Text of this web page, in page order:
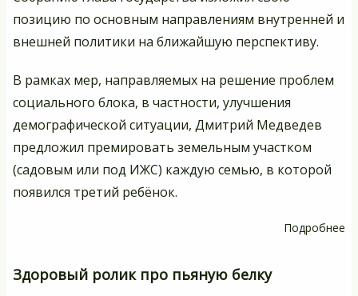
позицию по основным направлениям внутренней и
внешней политики на ближайшую перспективу.
В рамках мер, направляемых на решение проблем
социального блока, в частности, улучшения
демографической ситуации, Дмитрий Медведев
предложил премировать земельным участком
(садовым или под ИЖС) каждую семью, в которой
появился третий ребёнок.
Подробнее
Здоровый ролик про пьяную белку